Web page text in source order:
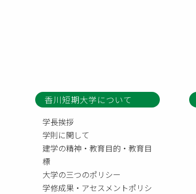
香川短期大学について
学長挨拶
学則に関して
建学の精神・教育目的・教育目
標
大学の三つのポリシー
学修成果・アセスメントポリシ